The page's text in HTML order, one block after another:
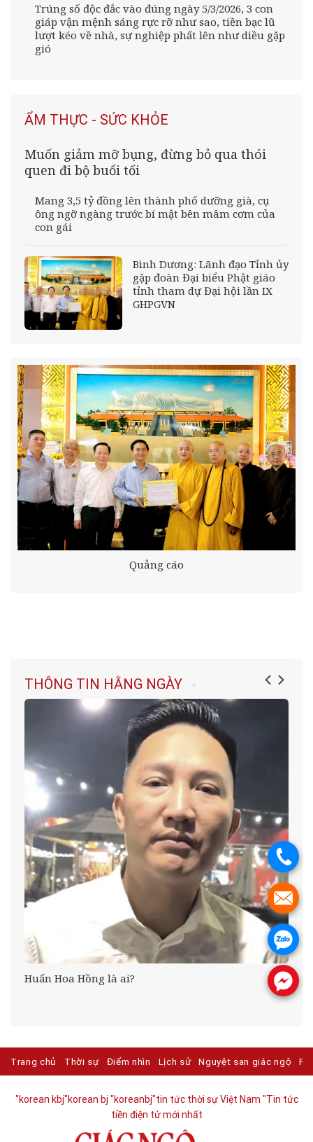
Trúng số độc đắc vào đúng ngày 5/3/2026, 3 con
giáp vận mệnh sáng rực rỡ như sao, tiền bạc lũ
lượt kéo về nhà, sự nghiệp phất lên như diều gặp
gió
ẨM THỰC - SỨC KHỎE
Muốn giảm mỡ bụng, đừng bỏ qua thói
quen đi bộ buổi tối
Mang 3,5 tỷ đồng lên thành phố dưỡng già, cụ
ông ngỡ ngàng trước bí mật bên mâm cơm của
con gái
Bình Dương: Lãnh đạo Tỉnh ủy
gặp đoàn Đại biểu Phật giáo
tỉnh tham dự Đại hội lần IX
GHPGVN
Quảng cáo
THÔNG TIN HẰNG NGÀY
Huấn Hoa Hồng là ai?
Trang chủ Thời sự Điểm nhìn Lịch sử Nguyệt san giác ngộ
"korean kbj​"korean bj "koreanbj​"tin tức thời sự Việt Nam "Tin tức
tiền điện tử mới nhất​
.
.
.
.